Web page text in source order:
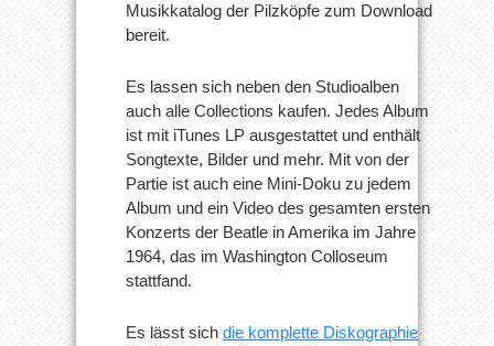
Musikkatalog der Pilzköpfe zum Download
bereit.
Es lassen sich neben den Studioalben
auch alle Collections kaufen. Jedes Album
ist mit iTunes LP ausgestattet und enthält
Songtexte, Bilder und mehr. Mit von der
Partie ist auch eine Mini-Doku zu jedem
Album und ein Video des gesamten ersten
Konzerts der Beatle in Amerika im Jahre
1964, das im Washington Colloseum
stattfand.
Es lässt sich die komplette Diskographie